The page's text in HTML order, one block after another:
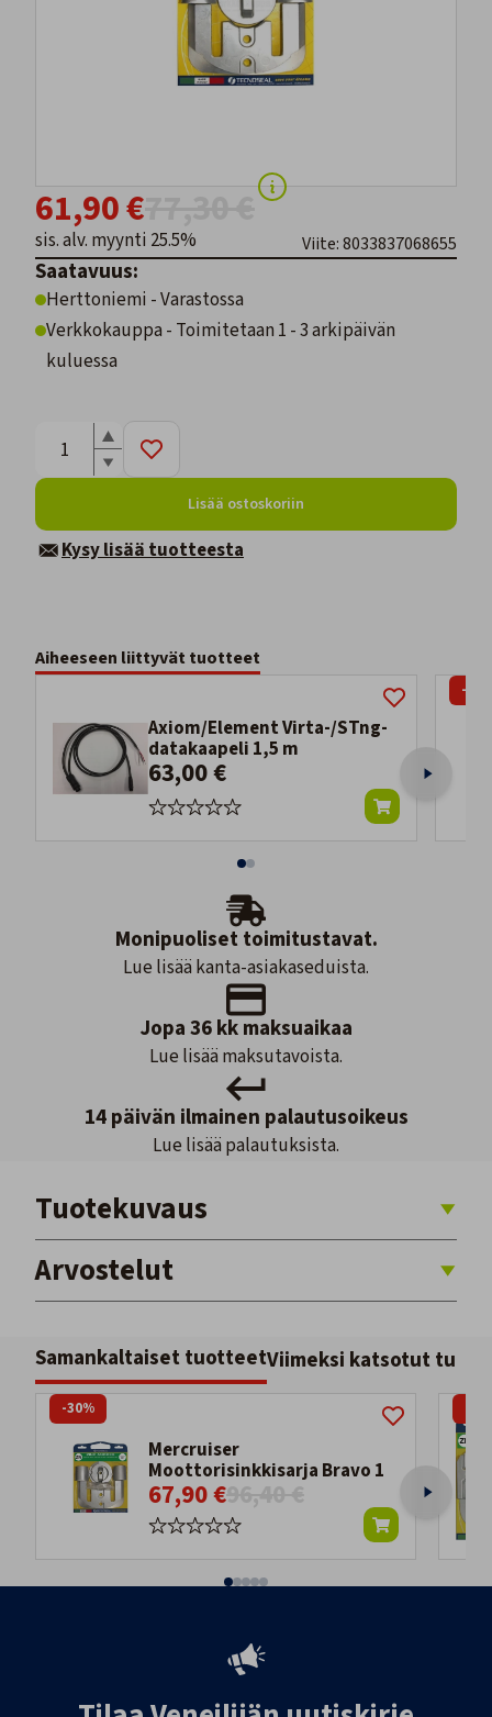
61,90 €
sis. alv. myynti 25.5% Viite: 8033837068655
Saatavuus:
Herttoniemi - Varastossa
Verkkokauppa - Toimitetaan 1 - 3 arkipäivän
kuluessa
Lisää ostoskoriin
Kysy lisää tuotteesta
Aiheeseen liittyvät tuotteet
Axiom/Element Virta-/STng-
datakaapeli 1,5 m
63,00 €
-
Monipuoliset toimitustavat.
Lue lisää kanta-asiakaseduista.
Jopa 36 kk maksuaikaa
Lue lisää maksutavoista.
14 päivän ilmainen palautusoikeus
Lue lisää palautuksista.
Tuotekuvaus
Arvostelut
Samankaltaiset tuotteetViimeksi katsotut
Mercruiser
Moottorisinkkisarja Bravo 1
67,90 €96,40 €
-30%